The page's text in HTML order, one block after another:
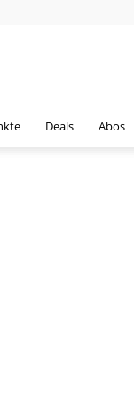
Deals Abos